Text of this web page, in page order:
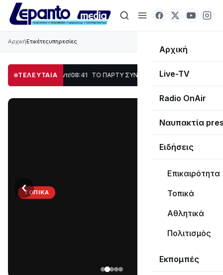
Αρχική
Live-TV
Radio OnAir
Ναυπακτία
Ειδήσεις
Επικαιρότητα
Τοπικά
Αθλητικά
Πολιτισμός
Εκπομπές
ΑρχικήΕτικέτεςυπηρεσίες
ΤΕΛΕΥΤΑΙΑ
& Γλέντι!08:41 ΤΟ ΠΑΡΤΥ ΣΥΝΕΧΙΖΕΤΑΙ… Στο σκοτάδι
ΤΟΠΙΚΆ
‹